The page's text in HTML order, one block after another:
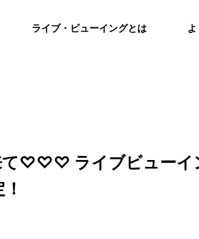
ライブ・ビューイングとは
て♡♡♡ ライブビュー